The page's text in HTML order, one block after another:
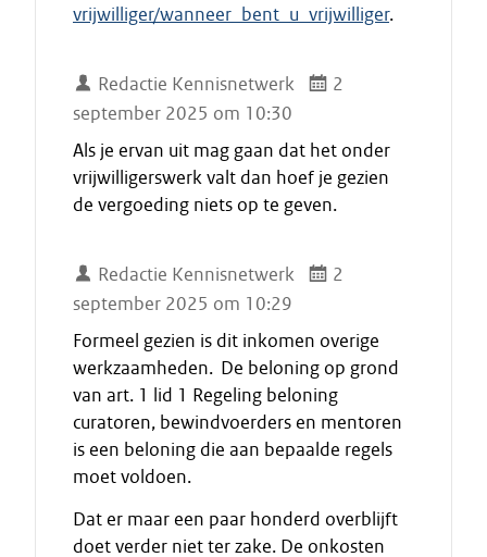
vrijwilliger/wanneer_bent_u_vrijwilliger.
Redactie Kennisnetwerk
2
september 2025 om 10:30
Als je ervan uit mag gaan dat het onder
vrijwilligerswerk valt dan hoef je gezien
de vergoeding niets op te geven.
Redactie Kennisnetwerk
2
september 2025 om 10:29
Formeel gezien is dit inkomen overige
werkzaamheden. De beloning op grond
van art. 1 lid 1 Regeling beloning
curatoren, bewindvoerders en mentoren
is een beloning die aan bepaalde regels
moet voldoen.
Dat er maar een paar honderd overblijft
doet verder niet ter zake. De onkosten